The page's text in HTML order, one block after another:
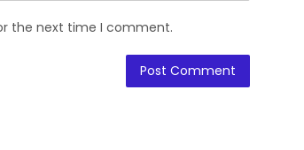
the next time I comment.